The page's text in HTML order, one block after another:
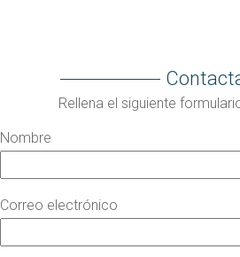
Rellena el siguiente
Nombre
Correo electrónico